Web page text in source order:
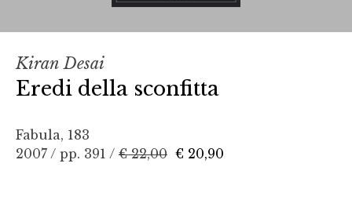
Kiran Desai
Eredi della sconfitta
Fabula, 183
2007 / pp. 391 / € 22,00 € 20,90